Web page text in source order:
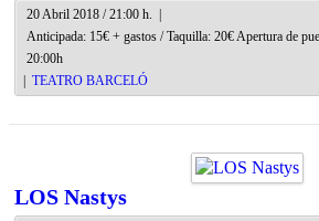
20 Abril 2018 / 21:00 h. |
Anticipada: 15€ + gastos / Taquilla: 20€ Apertura de
20:00h
| TEATRO BARCELÓ
LOS Nastys